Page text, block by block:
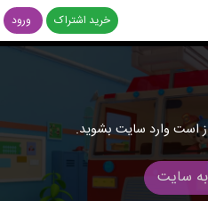
خرید اشتراک ورود
است وارد سایت بشوید.
سایت